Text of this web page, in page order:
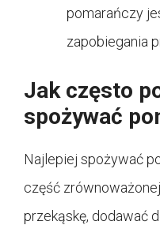
pomarańczy
zapobiegania
Jak często
spożywać
Najlepiej spożywać
część
przekąskę, dodawać